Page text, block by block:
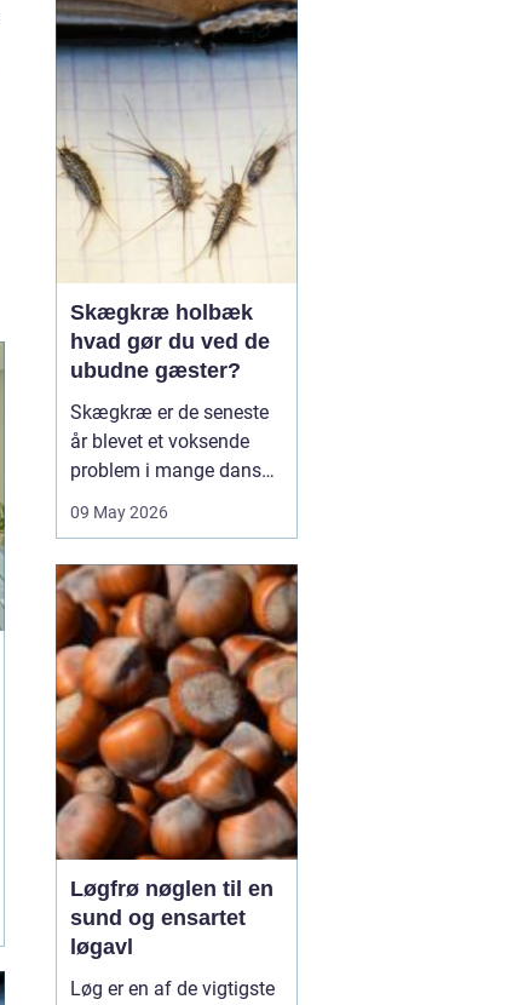
omdømme hænger tæt
sammen med, hvordan
kontorer, fællesarealer
og ejendomme bliver
holdt. Når vi taler om
erhvervsrengøring købe...
Skægkræ holbæk
hvad gør du ved de
ubudne gæster?
Skægkræ er de seneste
år blevet et voksende
problem i mange danske
undtagelse. De små,
dukker ofte op i nye
boliger, renoverede
lejligheder og
parcelhuse, hvor de
langsomt breder sig fra
rum til rum. Mang...
09 May 2026
Løgfrø nøglen til en
sund og ensartet
løgavl
Løg er en af de vigtigste